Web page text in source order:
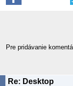
Pre pridávanie
Re: Desktop